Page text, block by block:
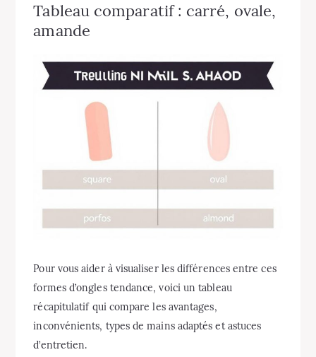
Tableau comparatif : carré, ovale,
amande
Pour vous aider à visualiser les différences entre ces
formes d’ongles tendance, voici un tableau
récapitulatif qui compare les avantages,
inconvénients, types de mains adaptés et astuces
d’entretien.